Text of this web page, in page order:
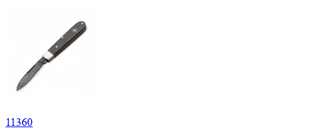
11360